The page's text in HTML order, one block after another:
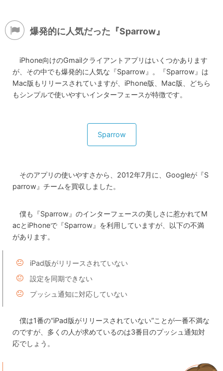
爆発的に人気だった『Sparrow』
iPhone向けのGmailクライアントアプリはいくつかあります
が、その中でも爆発的に人気な『Sparrow』。『Sparrow』は
Mac版もリリースされていますが、iPhone版、Mac版、どちら
もシンプルで使いやすいインターフェースが特徴です。
Sparrow
そのアプリの使いやすさから、2012年7月に、Googleが『S
parrow』チームを買収しました。
僕も『Sparrow』のインターフェースの美しさに惹かれてM
acとiPhoneで『Sparrow』を利用していますが、以下の不満
があります。
iPad版がリリースされていない
設定を同期できない
プッシュ通知に対応していない
僕は1番の“iPad版がリリースされていない”ことが一番不満な
のですが、多くの人が求めているのは3番目のプッシュ通知対
応でしょう。